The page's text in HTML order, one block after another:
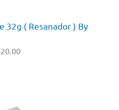
32g ( Resanador ) By